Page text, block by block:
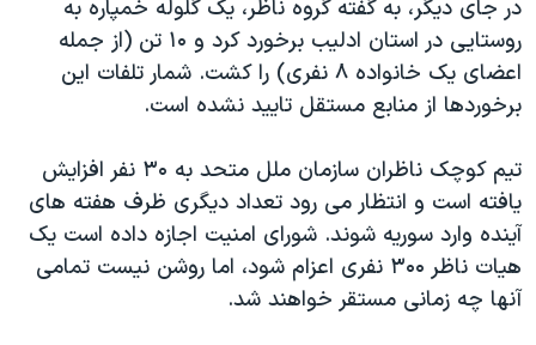
اعتراضات مردمی آبان ۹۸
اسرائیل در جنگ
همایش محافظه‌کاران آمریکا «سی‌پک»
صفحه‌های ویژه
سفر پرزیدنت ترامپ به چین
در جای دیگر، به گفته گروه ناظر، یک گلوله خمپاره به
روستایی در استان ادلیب برخورد کرد و ۱۰ تن (از جمله
اعضای یک خانواده ۸ نفری) را کشت. شمار تلفات این
برخوردها از منابع مستقل تایید نشده است.
تیم کوچک ناظران سازمان ملل متحد به ۳۰ نفر افزایش
یافته است و انتظار می رود تعداد دیگری ظرف هفته های
آینده وارد سوریه شوند. شورای امنیت اجازه داده است یک
هیات ناظر ۳۰۰ نفری اعزام شود، اما روشن نیست تمامی
آنها چه زمانی مستقر خواهند شد.